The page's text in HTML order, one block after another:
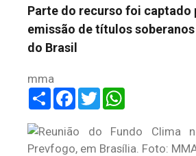
Parte do recurso foi captado
emissão de títulos
do Brasil
mma
ShareFacebook
Twitter